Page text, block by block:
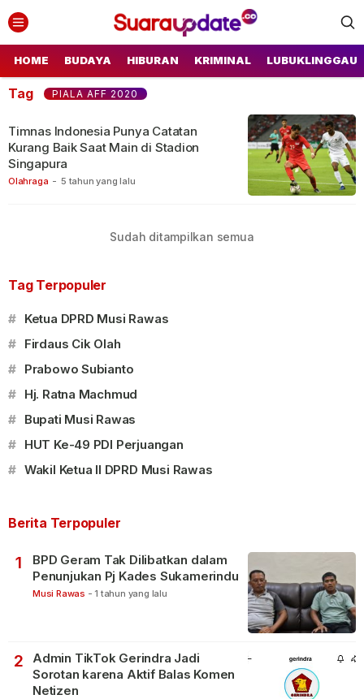
Suara Update
Suara Update
HOME BUDAYA HIBURAN KRIMINAL LUBUKLINGGAU
Tag PIALA AFF 2020
Olahraga - 5 tahun yang lalu
Timnas Indonesia Punya Catatan
Kurang Baik Saat Main di Stadion
Singapura
Sudah ditampilkan semua
Tag Terpopuler
# Ketua DPRD Musi Rawas
# Firdaus Cik Olah
# Prabowo Subianto
# Hj. Ratna Machmud
# Bupati Musi Rawas
# HUT Ke-49 PDI Perjuangan
# Wakil Ketua II DPRD Musi Rawas
Berita Terpopuler
1
BPD Geram Tak Dilibatkan dalam
Penunjukan Pj Kades Sukamerindu
Musi Rawas - 1 tahun yang lalu
2
Admin TikTok Gerindra Jadi
Sorotan karena Aktif Balas Komen
Netizen